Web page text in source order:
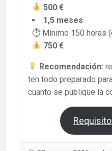
500 €
1,5 meses
⏱ Mínimo 150 horas
750 €
Recomendación:
ten todo preparado
cuanto se publique la